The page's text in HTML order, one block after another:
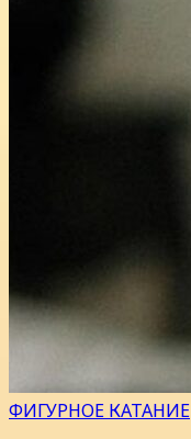
ФИГУРНОЕ КАТАНИЕ